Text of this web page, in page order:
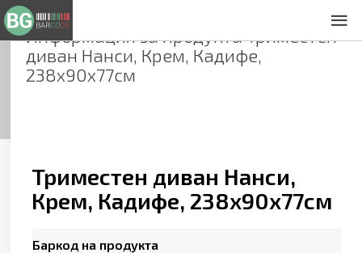
Информация за продуктаТриместен
диван Нанси, Крем, Кадифе,
238х90х77см
Триместен диван Нанси,
Крем, Кадифе, 238х90х77см
Баркод на продукта
Общи условия
Декларация за проверителност